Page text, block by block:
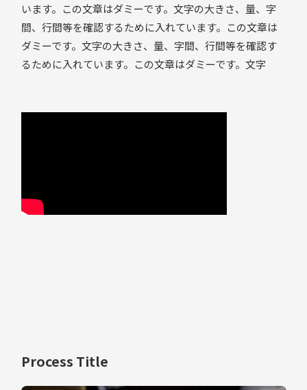
います。この文章はダミーです。文字の大きさ、量、字
間、行間等を確認するために入れています。この文章は
ダミーです。文字の大きさ、量、字間、行間等を確認す
るために入れています。この文章はダミーです。文字
Process Title